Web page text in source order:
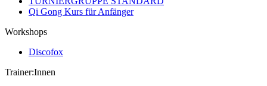
Qi Gong Kurs für Anfänger
Workshops
Discofox
Trainer:Innen